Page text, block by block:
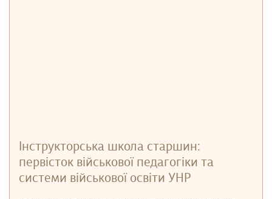
Інструкторська школа старшин:
первісток військової педагогіки та
системи військової освіти УНР